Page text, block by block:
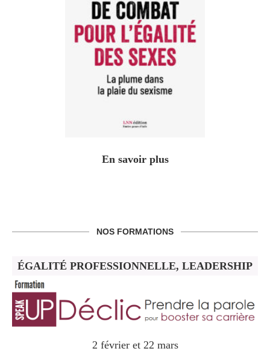
En savoir plus
NOS FORMATIONS
ÉGALITÉ PROFESSIONNELLE, LEADERSHIP
2 février et 22 mars